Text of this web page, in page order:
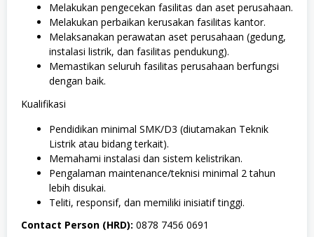
Melakukan pengecekan fasilitas dan aset perusahaan.
Melakukan perbaikan kerusakan fasilitas kantor.
Melaksanakan perawatan aset perusahaan (gedung,
instalasi listrik, dan fasilitas pendukung).
Memastikan seluruh fasilitas perusahaan berfungsi
dengan baik.
Kualifikasi
Pendidikan minimal SMK/D3 (diutamakan Teknik
Listrik atau bidang terkait).
Memahami instalasi dan sistem kelistrikan.
Pengalaman maintenance/teknisi minimal 2 tahun
lebih disukai.
Teliti, responsif, dan memiliki inisiatif tinggi.
Contact Person (HRD): 0878 7456 0691